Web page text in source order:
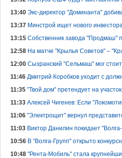
13:40 Экс-директор "Доминанта"
13:37 Минстрой ищет нового
13:15 Собственник завода "Продмаш"
12:58 На матче "Крылья Советов" –
12:00 Сызранский "Сельмаш" мог
11:46 Дмитрий Коробков уходит с
11:35 "Твой дом" претендует на
11:33 Алексей Чигенев: Если
11:06 "Электрощит" вернул
11:03 Виктор Данилин покидает
10:56 В "Волга-Групп" открыто
10:48 "Рента-Мобиль" стала